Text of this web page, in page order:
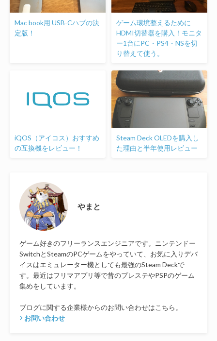
Mac book用 USB-Cハブの決
定版！
ゲーム環境整えるために
HDMI切替器を購入！モニタ
ー1台にPC・PS4・NSを切
り替えて使う。
iQOS（アイコス）おすすめ
の互換機をレビュー！
Steam Deck OLEDを購入し
た理由と半年使用レビュー
やまと
ゲーム好きのフリーランスエンジニアです。ニンテンドー
SwitchとSteamのPCゲームをやっていて、お気に入りデバ
イスはエミュレーター機としても最強のSteam Deckで
す。最近はフリマアプリ等で昔のプレステやPSPのゲーム
集めをしています。
ブログに関する企業様からのお問い合わせはこちら。
お問い合わせ